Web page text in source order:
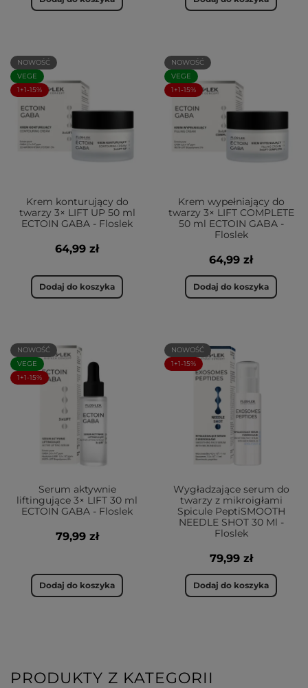
NOWOŚĆ
VEGE
1+1-15%
Krem konturujący do
twarzy 3× LIFT UP 50 ml
ECTOIN GABA - Floslek
64,99 zł
Dodaj do koszyka
NOWOŚĆ
VEGE
1+1-15%
Krem wypełniający do
twarzy 3× LIFT COMPLETE
50 ml ECTOIN GABA -
Floslek
64,99 zł
Dodaj do koszyka
NOWOŚĆ
VEGE
1+1-15%
Serum aktywnie
liftingujące 3× LIFT 30 ml
ECTOIN GABA - Floslek
79,99 zł
Dodaj do koszyka
NOWOŚĆ
1+1-15%
Wygładzające serum do
twarzy z mikroigłami
Spicule PeptiSMOOTH
NEEDLE SHOT 30 Ml -
Floslek
79,99 zł
Dodaj do koszyka
PRODUKTY Z KATEGORII